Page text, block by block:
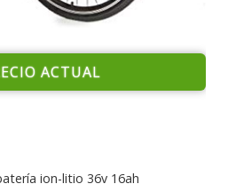
ACTUAL
ion-litio 36v 16ah